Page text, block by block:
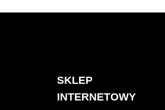
SKLEP
INTERNETOWY